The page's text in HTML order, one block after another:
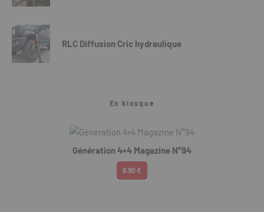
RLC Diffusion Cric hydraulique
En kiosque
Génération 4×4 Magazine N°94
6.90 €